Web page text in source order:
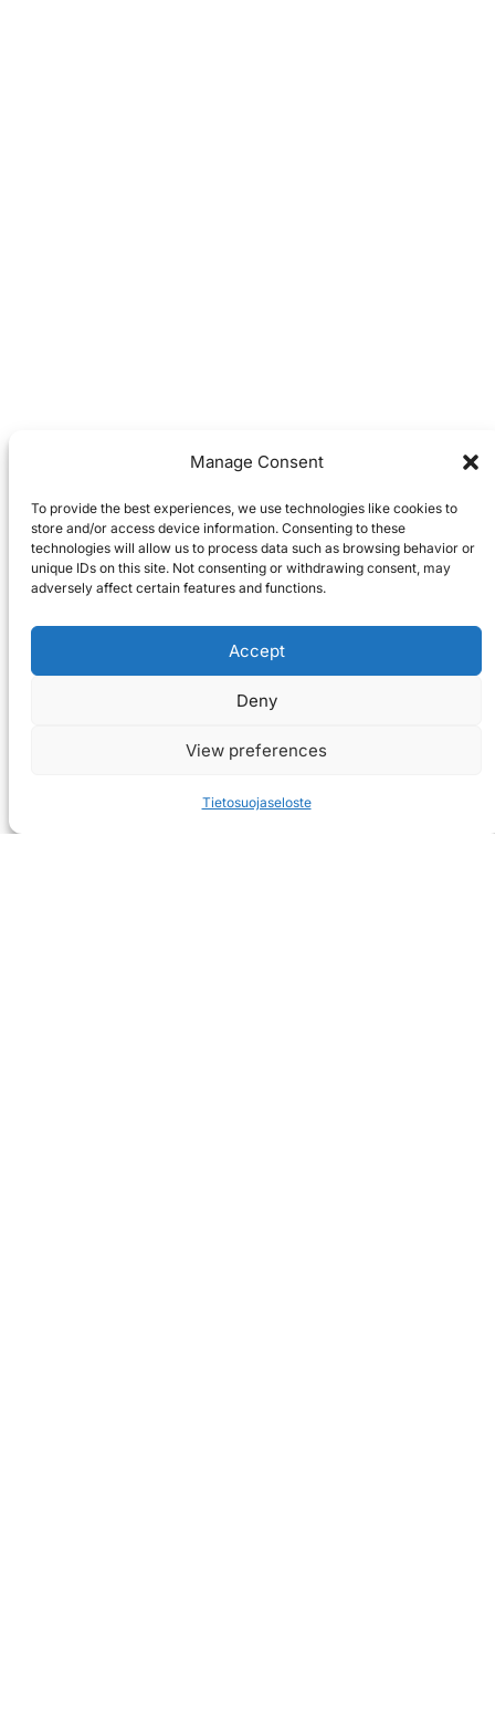
Manage Consent
To provide the best experiences, we use technologies like cookies to
store and/or access device information. Consenting to these
technologies will allow us to process data such as browsing behavior or
unique IDs on this site. Not consenting or withdrawing consent, may
adversely affect certain features and functions.
Accept
Deny
View preferences
Tietosuojaseloste